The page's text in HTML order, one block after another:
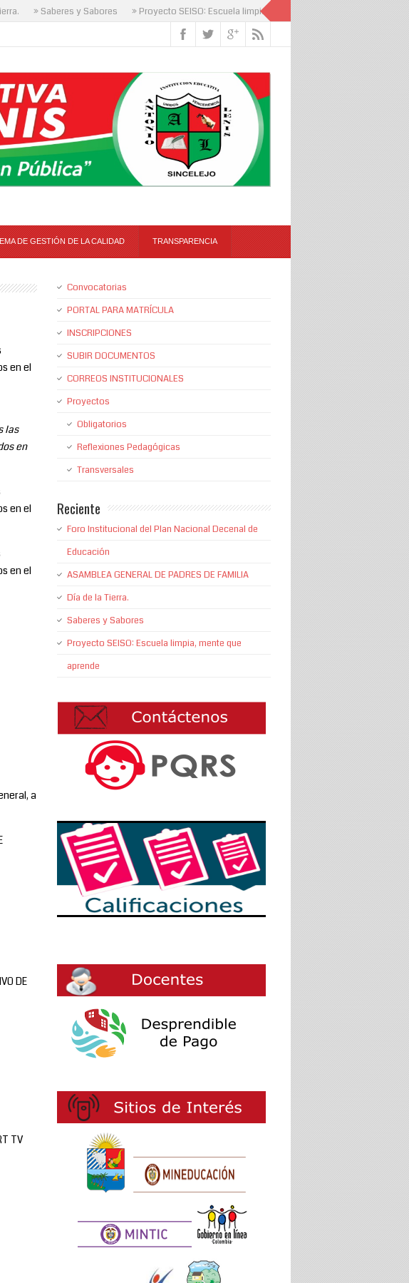
» Saberes y Sabores » Proyecto SEISO: Escuela limpia, mente que aprende
DE GESTIÓN DE LA CALIDAD TRANSPARENCIA
en el
las
en
en el
en el
a
DE
TV
Convocatorias
PORTAL PARA MATRÍCULA
INSCRIPCIONES
SUBIR DOCUMENTOS
CORREOS INSTITUCIONALES
Proyectos
Obligatorios
Reflexiones Pedagógicas
Transversales
Reciente
Foro Institucional del Plan Nacional Decenal de
Educación
ASAMBLEA GENERAL DE PADRES DE FAMILIA
Día de la Tierra.
Saberes y Sabores
Proyecto SEISO: Escuela limpia, mente que
aprende